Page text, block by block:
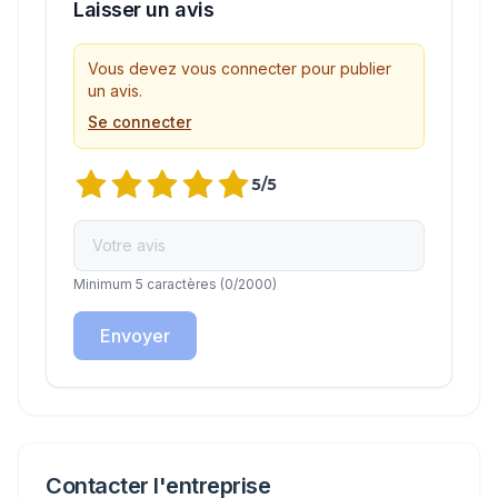
Laisser un avis
Vous devez vous connecter pour publier
un avis.
Se connecter
5/5
Minimum 5 caractères (0/2000)
Envoyer
Contacter l'entreprise